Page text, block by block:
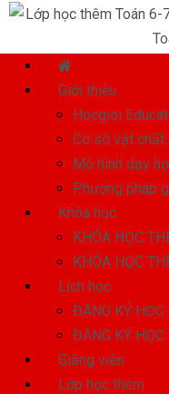
Giới thiệu
Hocgioi
Cơ sở vật chất
Mô hình dạy
Phương pháp
Khóa học
KHÓA HỌC
KHÓA HỌC
Lịch học
ĐĂNG KÝ
ĐĂNG KÝ
Giảng viên
Lớp học thêm